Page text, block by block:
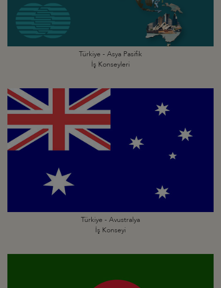
Türkiye - Asya Pasifik
İş Konseyleri
Türkiye - Avustralya
İş Konseyi